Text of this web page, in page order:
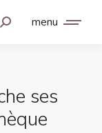
menu
ses